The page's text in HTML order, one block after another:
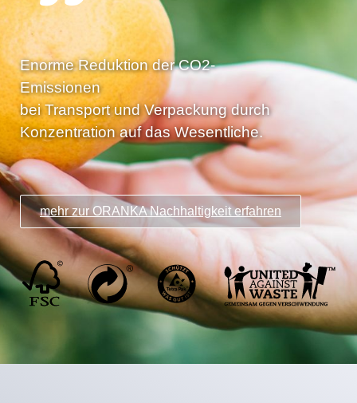
Enorme Reduktion der CO2-
Emissionen
bei Transport und Verpackung durch
Konzentration auf das Wesentliche.
mehr zur ORANKA Nachhaltigkeit erfahren